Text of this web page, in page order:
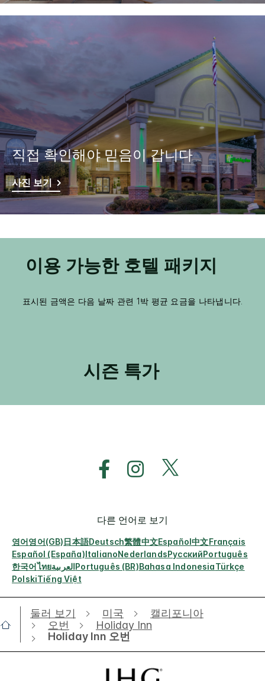
직접 확인해야 믿음이 갑니다
사진 보기
이용 가능한 호텔 패키지
표시된 금액은 다음 날짜 관련 1박 평균 요금을 나타냅니다.
시즌 특가
다른 언어로 보기
영어영어(GB)日本語Deutsch繁體中文Español中文Français
Español (España)ItalianoNederlandsРусскийPortuguês
한국어ไทยالعربيةPortuguês (BR)Bahasa IndonesiaTürkçe
PolskiTiếng Việt
둘러 보기 미국
캘리포니아
오번
Holiday Inn
Holiday Inn 오번